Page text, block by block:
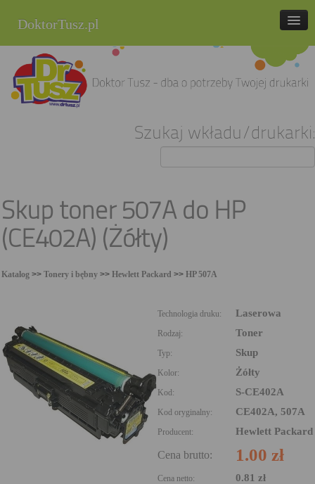
DoktorTusz.pl
tel. 857 337 337
Strona główna
Kontakt
Sklep internetowy
Szukaj wkładu/drukarki:
Skup toner 507A do HP
(CE402A) (Żółty)
Katalog >> Tonery i bębny >> Hewlett Packard >> HP 507A
Technologia druku: Laserowa
Rodzaj: Toner
Typ: Skup
Kolor: Żółty
Kod: S-CE402A
Kod oryginalny: CE402A, 507A
Producent: Hewlett Packard
Cena brutto: 1.00 zł
Cena netto: 0.81 zł